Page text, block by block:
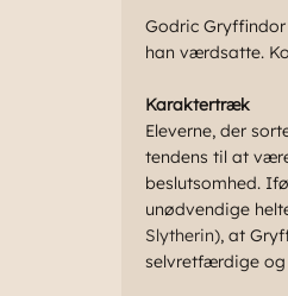
Godric
han værdsatte.
Karaktertræk
Eleverne, der
tendens til at
beslutsomhed.
unødvendige
Slytherin), at
selvretfærdige